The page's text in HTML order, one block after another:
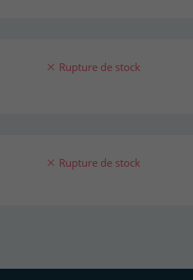
Rupture de stock
Rupture de stock